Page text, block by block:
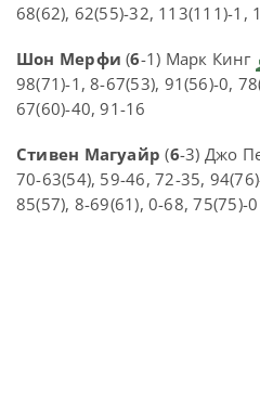
68(62), 62(55)-32, 113(111)-1,
Шон Мерфи (6-1) Марк Кинг
98(71)-1, 8-67(53), 91(56)-0,
67(60)-40, 91-16
Стивен Магуайр (6-3) Джо
70-63(54), 59-46, 72-35,
85(57), 8-69(61), 0-68, 75(75)-0